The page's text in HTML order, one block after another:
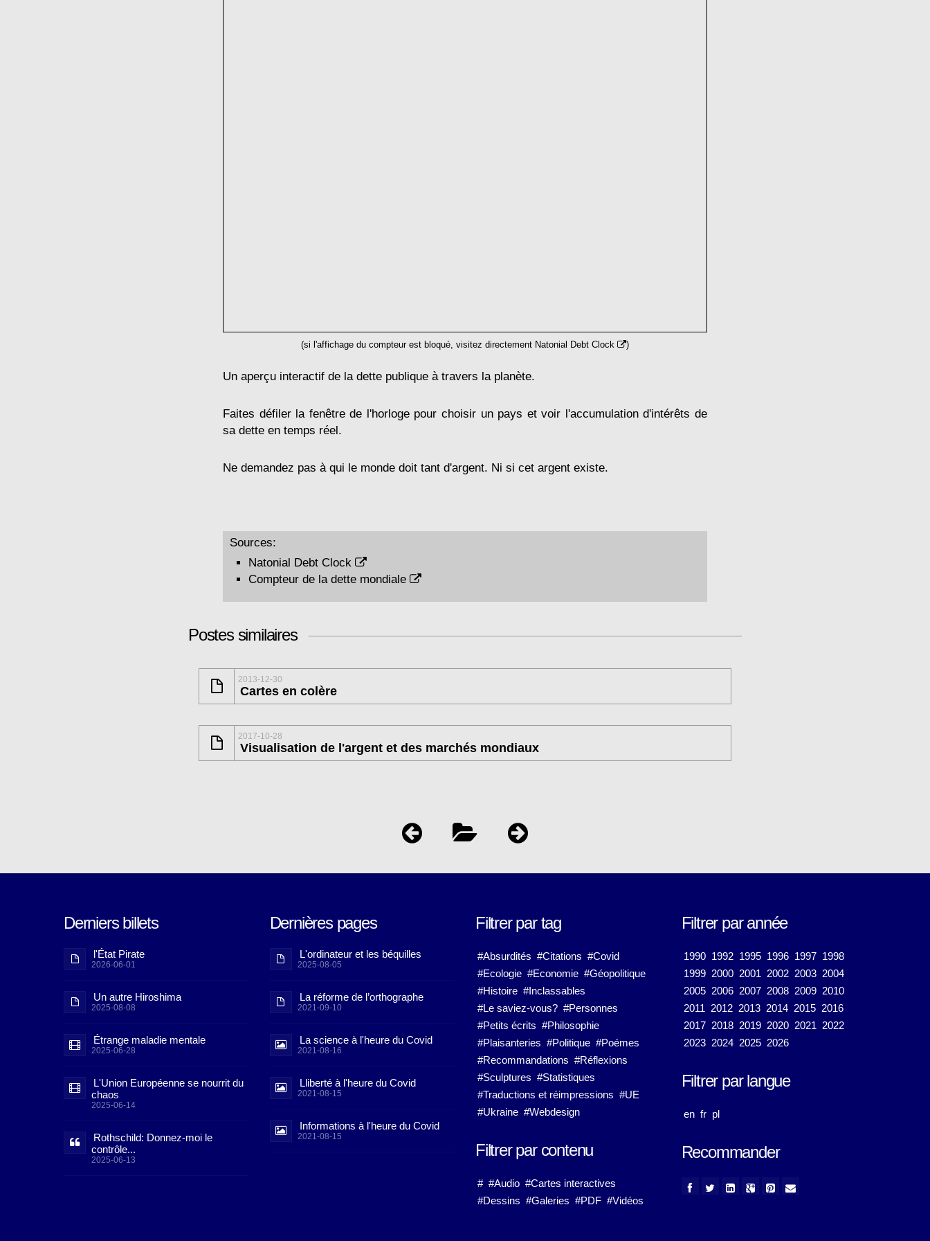
(si l'affichage du compteur est bloqué, visitez directement Natonial Debt Clock )
Un aperçu interactif de la dette publique à travers la planète.
Faites défiler la fenêtre de l'horloge pour choisir un pays et voir l'accumulation d'intérêts de
sa dette en temps réel.
Ne demandez pas à qui le monde doit tant d'argent. Ni si cet argent existe.
Sources:
Natonial Debt Clock
Compteur de la dette mondiale
Postes similaires
2013-12-30
Cartes en colère
2017-10-28
Visualisation de l'argent et des marchés mondiaux
Derniers billets
l'État Pirate
2026-06-01
Un autre Hiroshima
2025-08-08
Étrange maladie mentale
2025-06-28
L'Union Européenne se nourrit du
chaos
2025-06-14
Rothschild: Donnez-moi le
contrôle...
2025-06-13
Dernières pages
L'ordinateur et les béquilles
2025-08-05
La réforme de l’orthographe
2021-09-10
La science à l'heure du Covid
2021-08-16
Lliberté à l'heure du Covid
2021-08-15
Informations à l'heure du Covid
2021-08-15
Filtrer par tag
#Absurdités #Citations #Covid
#Ecologie #Economie #Géopolitique
#Histoire #Inclassables
#Le saviez-vous? #Personnes
#Petits écrits #Philosophie
#Plaisanteries #Politique #Poémes
#Recommandations #Réflexions
#Sculptures #Statistiques
#Traductions et réimpressions #UE
#Ukraine #Webdesign
Filtrer par contenu
# #Audio #Cartes interactives
#Dessins #Galeries #PDF #Vidéos
Filtrer par année
1990 1992 1995 1996 1997 1998
1999 2000 2001 2002 2003 2004
2005 2006 2007 2008 2009 2010
2011 2012 2013 2014 2015 2016
2017 2018 2019 2020 2021 2022
2023 2024 2025 2026
Filtrer par langue
en fr pl
Recommander